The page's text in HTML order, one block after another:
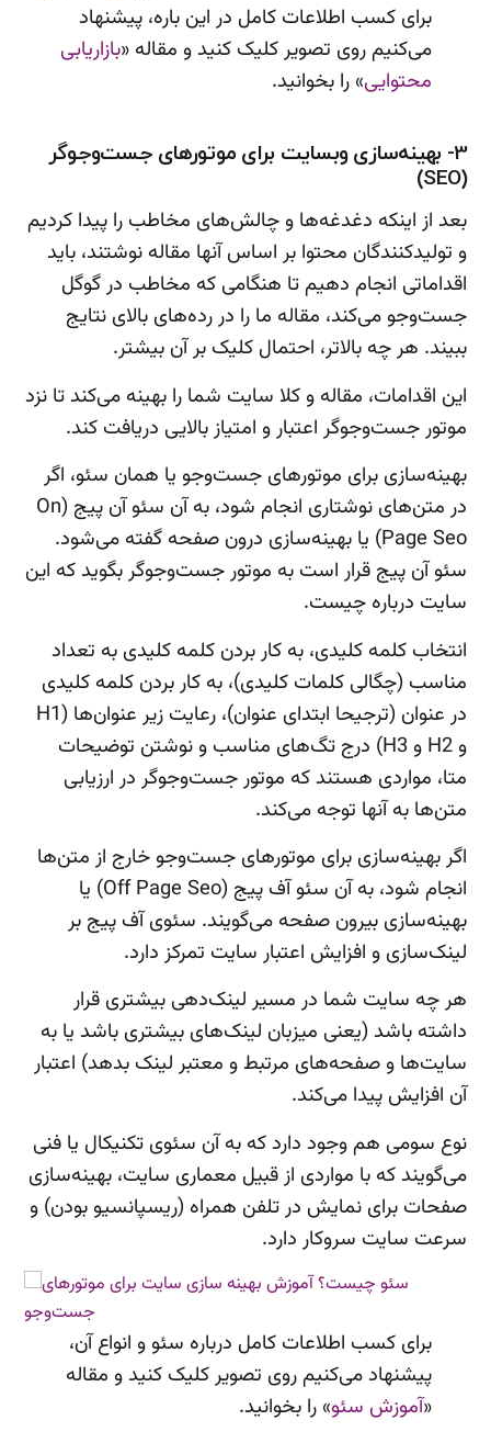
برای کسب اطلاعات کامل در این باره، پیشنهاد
می‌کنیم روی تصویر کلیک کنید و مقاله «بازاریابی
محتوایی» را بخوانید.
3- بهینه‌سازی وبسایت برای موتورهای جست‌وجوگر
(SEO)
بعد از اینکه دغدغه‌ها و چالش‌های مخاطب را پیدا کردیم
و تولیدکنندگان محتوا بر اساس آنها مقاله نوشتند، باید
اقداماتی انجام دهیم تا هنگامی که مخاطب در گوگل
جست‌وجو می‌کند، مقاله ما را در رده‌های بالای نتایج
ببیند. هر چه بالاتر، احتمال کلیک بر آن بیشتر.
این اقدامات، مقاله و کلا سایت شما را بهینه می‌کند تا نزد
موتور جست‌وجوگر اعتبار و امتیاز بالایی دریافت کند.
بهینه‌سازی برای موتورهای جست‌وجو یا همان سئو، اگر
در متن‌های نوشتاری انجام شود، به آن سئو آن پیج (On
Page Seo) یا بهینه‌سازی درون صفحه گفته می‌شود.
سئو آن پیج قرار است به موتور جست‌وجوگر بگوید که این
سایت درباره چیست.
انتخاب کلمه کلیدی، به کار بردن کلمه کلیدی به تعداد
مناسب (چگالی کلمات کلیدی)، به کار بردن کلمه کلیدی
در عنوان (ترجیحا ابتدای عنوان)، رعایت زیر عنوان‌ها (H1
و H2 و H3) درج تگ‌های مناسب و نوشتن توضیحات
متا، مواردی هستند که موتور جست‌وجوگر در ارزیابی
متن‌ها به آنها توجه می‌کند.
اگر بهینه‌سازی برای موتورهای جست‌وجو خارج از متن‌ها
انجام شود، به آن سئو آف پیج (Off Page Seo) یا
بهینه‌سازی بیرون صفحه می‌گویند. سئوی آف پیج بر
لینک‌سازی و افزایش اعتبار سایت تمرکز دارد.
هر چه سایت‌ شما در مسیر لینک‌دهی بیشتری قرار
داشته باشد (یعنی میزبان لینک‌های بیشتری باشد یا به
سایت‌ها و صفحه‌های مرتبط و معتبر لینک بدهد) اعتبار
آن افزایش پیدا می‌کند.
نوع سومی هم وجود دارد که به آن سئوی تکنیکال یا فنی
می‌گویند که با مواردی از قبیل معماری سایت، بهینه‌سازی
صفحات برای نمایش در تلفن همراه (ریسپانسیو بودن) و
سرعت سایت سروکار دارد.
برای کسب اطلاعات کامل درباره سئو و انواع آن،
پیشنهاد می‌کنیم روی تصویر کلیک کنید و مقاله
«آموزش سئو» را بخوانید.